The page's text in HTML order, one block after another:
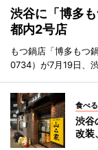
渋谷に「博多
都内2号店
もつ鍋店「博多もつ
0734）が7月19日、
食べる
渋谷
改装